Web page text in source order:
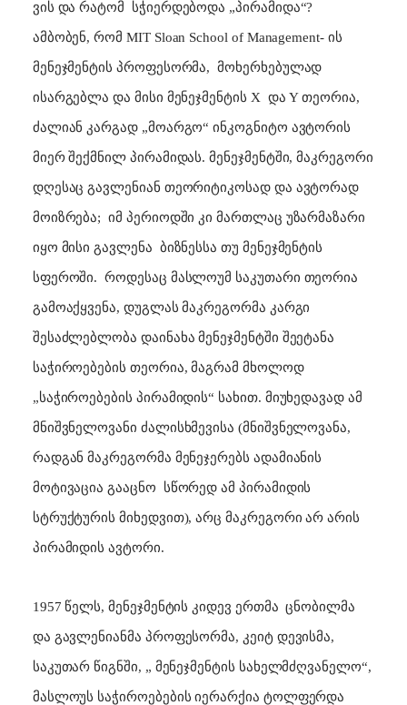
ვის და რატომ სჭიერდებოდა „პირამიდა“?
ამბობენ, რომ MIT Sloan School of Management- ის
მენეჯმენტის პროფესორმა, მოხერხებულად
ისარგებლა და მისი მენეჯმენტის X დაYთეორია,
ძალიან კარგად „მოარგო“ ინკოგნიტო ავტორის
მიერ შექმნილ პირამიდას. მენეჯმენტში, მაკრეგორი
დღესაც გავლენიან თეორიტიკოსად და ავტორად
მოიზრება; იმ პერიოდში კი მართლაც უზარმაზარი
იყო მისი გავლენა ბიზნესსა თუ მენეჯმენტის
სფეროში. როდესაც მასლოუმ საკუთარი თეორია
გამოაქყვენა, დუგლას მაკრეგორმა კარგი
შესაძლებლობა დაინახა მენეჯმენტში შეეტანა
საჭიროებების თეორია, მაგრამ მხოლოდ
„საჭიროებების პირამიდის“ სახით. მიუხედავად ამ
მნიშვნელოვანი ძალისხმევისა (მნიშვნელოვანა,
რადგან მაკრეგორმა მენეჯერებს ადამიანის
მოტივაცია გააცნო სწორედ ამ პირამიდის
სტრუქტურის მიხედვით), არც მაკრეგორი არ არის
პირამიდის ავტორი.
1957 წელს, მენეჯმენტის კიდევ ერთმა ცნობილმა
და გავლენიანმა პროფესორმა, კეიტ დევისმა,
საკუთარ წიგნში, „ მენეჯმენტის სახელმძღვანელო“,
მასლოუს საჭიროებების იერარქია ტოლფერდა